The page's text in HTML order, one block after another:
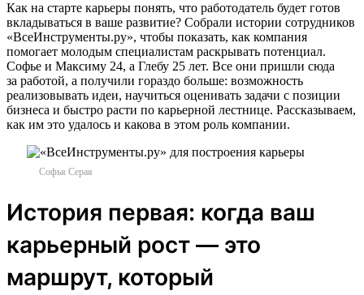
Как на старте карьеры понять, что работодатель будет готов
вкладываться в ваше развитие? Собрали истории сотрудников
«ВсеИнструменты.ру», чтобы показать, как компания
помогает молодым специалистам раскрывать потенциал.
Софье и Максиму 24, а Глебу 25 лет. Все они пришли сюда
за работой, а получили гораздо больше: возможность
реализовывать идеи, научиться оценивать задачи с позиции
бизнеса и быстро расти по карьерной лестнице. Рассказываем,
как им это удалось и какова в этом роль компании.
Софья Серая
История первая: когда ваш
карьерный рост — это
маршрут, который